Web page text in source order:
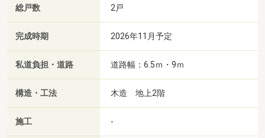
総戸数 2戸
完成時期 2026年11月予定
私道負担・道路 道路幅：6.5ｍ・9ｍ
構造・工法 木造 地上2階
施工 -